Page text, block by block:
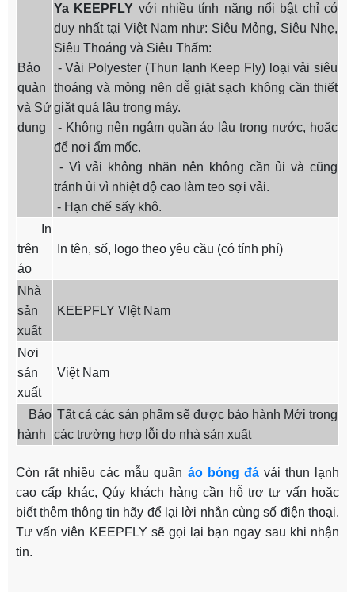
Bảo
quản
và Sử
dụng
Ya KEEPFLY với nhiều tính năng nổi bật chỉ có
duy nhất tại Việt Nam như: Siêu Mỏng, Siêu Nhẹ,
Siêu Thoáng và Siêu Thấm:
- Vải Polyester (Thun lạnh Keep Fly) loại vải siêu
thoáng và mỏng nên dễ giặt sạch không cần thiết
giặt quá lâu trong máy.
- Không nên ngâm quần áo lâu trong nước, hoặc
để nơi ẩm mốc.
- Vì vải không nhăn nên không cần ủi và cũng
tránh ủi vì nhiệt độ cao làm teo sợi vải.
- Hạn chế sấy khô.
In
trên
áo
In tên, số, logo theo yêu cầu (có tính phí)
Nhà
sản
xuất
KEEPFLY VIệt Nam
Nơi
sản
xuất
Việt Nam
Bảo
hành
Tất cả các sản phẩm sẽ được bảo hành Mới trong
các trường hợp lỗi do nhà sản xuất
Còn rất nhiều các mẫu quần áo bóng đávải thun lạnh
cao cấp khác, Qúy khách hàng cần hỗ trợ tư vấn hoặc
biết thêm thông tin hãy để lại lời nhắn cùng số điện thoại.
Tư vấn viên KEEPFLY sẽ gọi lại bạn ngay sau khi nhận
tin.